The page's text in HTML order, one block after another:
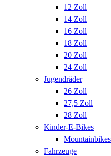
12 Zoll
14 Zoll
16 Zoll
18 Zoll
20 Zoll
24 Zoll
Jugendräder
26 Zoll
27,5 Zoll
28 Zoll
Kinder-E-Bikes
Mountainbikes
Fahrzeuge